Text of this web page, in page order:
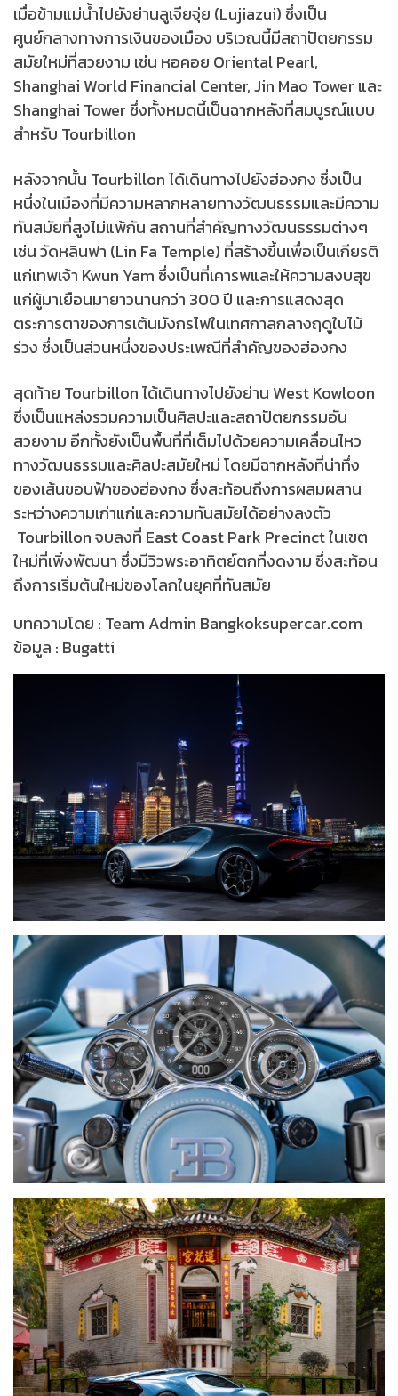
เมื่อข้ามแม่น้ำไปยังย่านลูเจียจุ่ย (Lujiazui) ซึ่งเป็น
ศูนย์กลางทางการเงินของเมือง บริเวณนี้มีสถาปัตยกรรม
สมัยใหม่ที่สวยงาม เช่น หอคอย Oriental Pearl,
Shanghai World Financial Center, Jin Mao Tower และ
Shanghai Tower ซึ่งทั้งหมดนี้เป็นฉากหลังที่สมบูรณ์แบบ
สำหรับ Tourbillon
หลังจากนั้น Tourbillon ได้เดินทางไปยังฮ่องกง ซึ่งเป็น
หนึ่งในเมืองที่มีความหลากหลายทางวัฒนธรรมและมีความ
ทันสมัยที่สูงไม่แพ้กัน สถานที่สำคัญทางวัฒนธรรมต่างๆ
เช่น วัดหลินฟา (Lin Fa Temple) ที่สร้างขึ้นเพื่อเป็นเกียรติ
แก่เทพเจ้า Kwun Yam ซึ่งเป็นที่เคารพและให้ความสงบสุข
แก่ผู้มาเยือนมายาวนานกว่า 300 ปี และการแสดงสุด
ตระการตาของการเต้นมังกรไฟในเทศกาลกลางฤดูใบไม้
ร่วง ซึ่งเป็นส่วนหนึ่งของประเพณีที่สำคัญของฮ่องกง
สุดท้าย Tourbillon ได้เดินทางไปยังย่าน West Kowloon
ซึ่งเป็นแหล่งรวมความเป็นศิลปะและสถาปัตยกรรมอัน
สวยงาม อีกทั้งยังเป็นพื้นที่ที่เต็มไปด้วยความเคลื่อนไหว
ทางวัฒนธรรมและศิลปะสมัยใหม่ โดยมีฉากหลังที่น่าทึ่ง
ของเส้นขอบฟ้าของฮ่องกง ซึ่งสะท้อนถึงการผสมผสาน
ระหว่างความเก่าแก่และความทันสมัยได้อย่างลงตัว
Tourbillon จบลงที่ East Coast Park Precinct ในเขต
ใหม่ที่เพิ่งพัฒนา ซึ่งมีวิวพระอาทิตย์ตกที่งดงาม ซึ่งสะท้อน
ถึงการเริ่มต้นใหม่ของโลกในยุคที่ทันสมัย
บทความโดย : Team Admin Bangkoksupercar.com
ข้อมูล : Bugatti